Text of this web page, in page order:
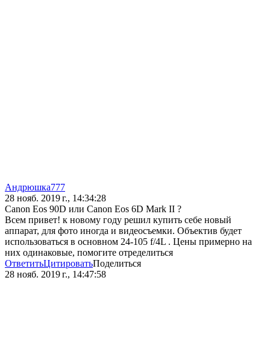
Андрюшка777
28 нояб. 2019 г., 14:34:28
Canon Eos 90D или Canon Eos 6D Mark II ?
Всем привет! к новому году решил купить себе новый
аппарат, для фото иногда и видеосъемки. Объектив будет
использоваться в основном 24-105 f/4L . Цены примерно на
них одинаковые, помогите отределиться
ОтветитьЦитироватьПоделиться
28 нояб. 2019 г., 14:47:58